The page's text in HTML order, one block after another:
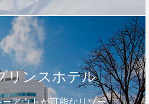
リンスホテル
アウトが可能なリゾー